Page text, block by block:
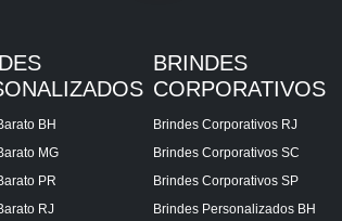
BH
MG
PR
RJ
BRINDES
CORPORATIVOS
Brindes Corporativos RJ
Brindes Corporativos SC
Brindes Corporativos SP
Brindes Personalizados BH